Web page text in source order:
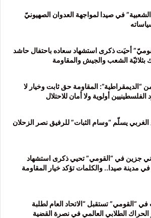
في صيدا لمواجهة العدوان الصهيونيّ
أحيَت ذكرى استشهاد سعاده باحتفال حاشد
الشعب والجيش والمقاومة
“الديمقراطية”: المقاومة حق ثابت وخيار لا
أولوية ولا أمان للاحتلال
الغربي يسلّم “وسام الثبات” للرفيق نصر الزحلان
جزين في “القومي” تحيي ذكرى استشهاد
مدينة صيدا.. والكلمات تؤكد خيار المقاومة
في “القومي” تستقبل “الاتحاد العام لطلبة
الطلابي العالمي في نصرة القضية